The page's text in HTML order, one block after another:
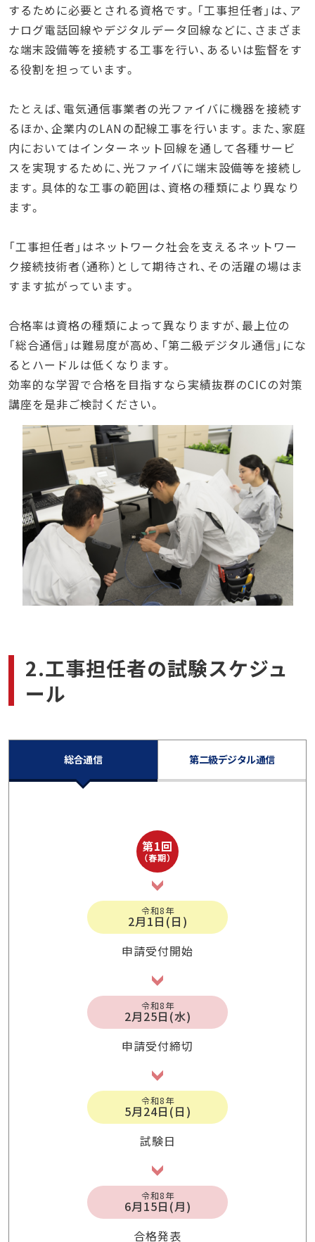
するために必要とされる資格です。「工事担任者」は、ア
ナログ電話回線やデジタルデータ回線などに、さまざま
な端末設備等を接続する工事を行い、あるいは監督をす
る役割を担っています。
たとえば、電気通信事業者の光ファイバに機器を接続す
るほか、企業内のLANの配線工事を行います。また、家庭
内においてはインターネット回線を通して各種サービ
スを実現するために、光ファイバに端末設備等を接続し
ます。具体的な工事の範囲は、資格の種類により異なり
ます。
「工事担任者」はネットワーク社会を支えるネットワー
ク接続技術者（通称）として期待され、その活躍の場はま
すます拡がっています。
合格率は資格の種類によって異なりますが、最上位の
「総合通信」は難易度が高め、「第二級デジタル通信」にな
るとハードルは低くなります。
効率的な学習で合格を目指すなら実績抜群のCICの対策
講座を是非ご検討ください。
2.工事担任者の試験スケジュ
ール
総合通信 第二級デジタル通信
第1回
（春期）
令和8年
2月1日(日)
申請受付開始
令和8年
2月25日(水)
申請受付締切
令和8年
5月24日(日)
試験日
令和8年
6月15日(月)
合格発表